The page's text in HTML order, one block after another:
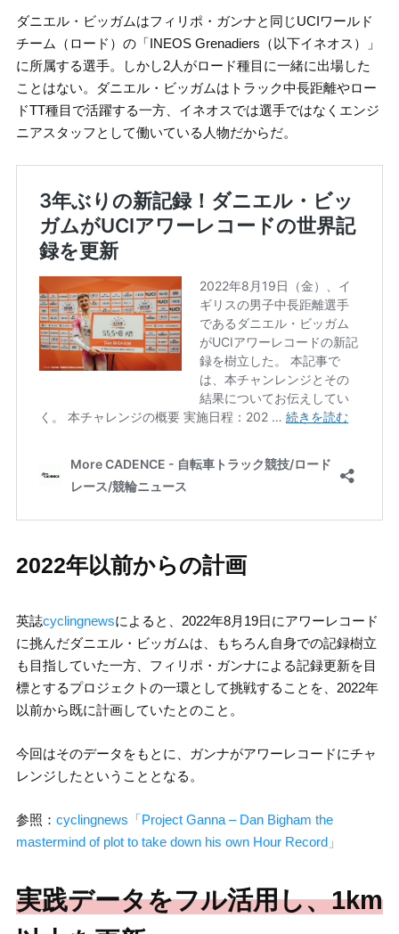
ダニエル・ビッガムはフィリポ・ガンナと同じUCIワールド
チーム（ロード）の「INEOS Grenadiers（以下イネオス）」
に所属する選手。しかし2人がロード種目に一緒に出場した
ことはない。ダニエル・ビッガムはトラック中長距離やロー
ドTT種目で活躍する一方、イネオスでは選手ではなくエンジ
ニアスタッフとして働いている人物だからだ。
2022年以前からの計画
英誌cyclingnewsによると、2022年8月19日にアワーレコード
に挑んだダニエル・ビッガムは、もちろん自身での記録樹立
も目指していた一方、フィリポ・ガンナによる記録更新を目
標とするプロジェクトの一環として挑戦することを、2022年
以前から既に計画していたとのこと。
今回はそのデータをもとに、ガンナがアワーレコードにチャ
レンジしたということとなる。
参照： cyclingnews「Project Ganna – Dan Bigham the
mastermind of plot to take down his own Hour Record」
実践データをフル活用し、1km